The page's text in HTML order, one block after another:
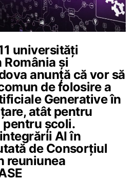
universități
și
anunță că vor să
de folosire a
Generative în
atât pentru
școli.
AI în
de Consorțiul
reuniunea